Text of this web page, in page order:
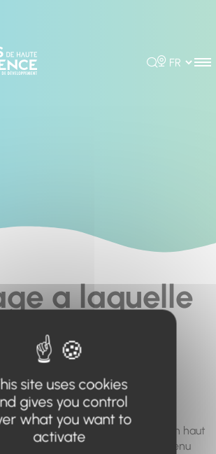
Rechercher
Choisir la
a laquelle
cherchez à
n'existe
ou plus.
à utiliser le moteur de recherche en haut
le menu pour trouver le contenu
site uses cookies
gives you control
what you want to
activate